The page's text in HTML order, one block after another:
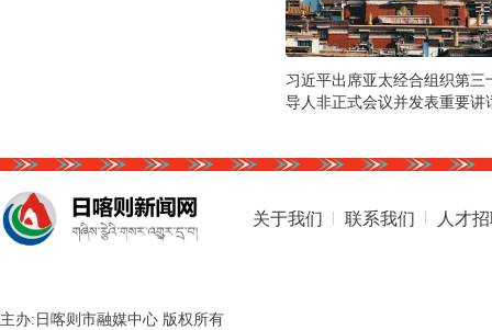
习近平出席亚太经合组织第三
导人非正式会议并发表重要讲
关于我们 联系我们 人才
主办:日喀则市融媒中心 版权所有